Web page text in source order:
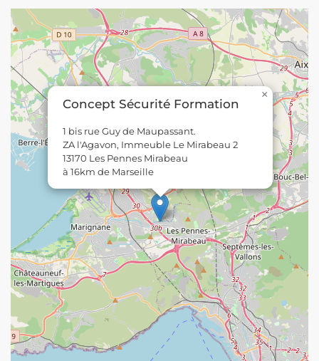
Concept Sécurité Formation
1 bis rue Guy de Maupassant.
ZA l'Agavon, Immeuble Le Mirabeau 2
13170 Les Pennes Mirabeau
à 16km de Marseille
×